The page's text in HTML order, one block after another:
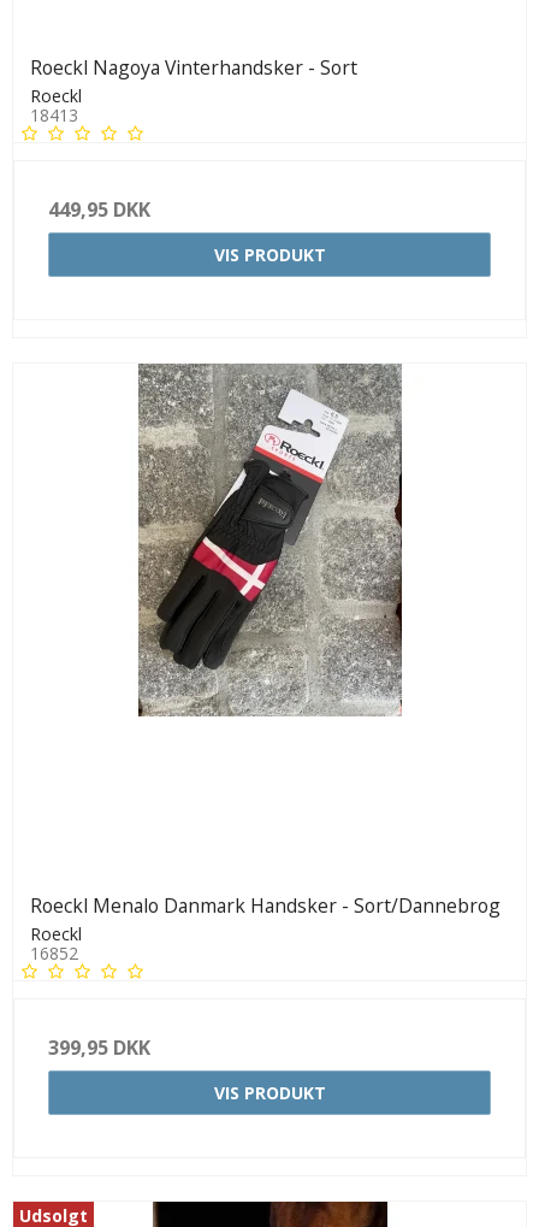
Roeckl Nagoya Vinterhandsker - Sort
Roeckl
18413
449,95 DKK
VIS PRODUKT
Roeckl Menalo Danmark Handsker - Sort/Dannebrog
Roeckl
16852
399,95 DKK
VIS PRODUKT
Udsolgt